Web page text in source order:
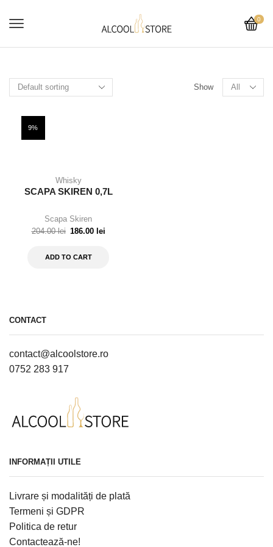
0
Show
9%
Whisky
SCAPA SKIREN 0,7L
Scapa Skiren
204.00lei 186.00 lei
ADD TO CART
CONTACT
contact@alcoolstore.ro
0752 283 917
INFORMAȚII UTILE
Livrare și modalități de plată
Termeni și GDPR
Politica de retur
Contactează-ne!